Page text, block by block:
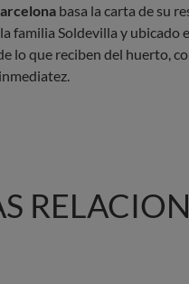
basa la carta de su
familia Soldevilla y ubicado
lo que reciben del huerto,